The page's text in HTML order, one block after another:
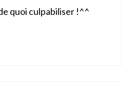
quoi culpabiliser !^^